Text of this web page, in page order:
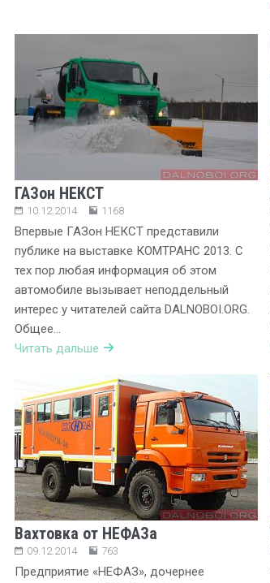
ГАЗон НЕКСТ
10.12.2014 1168
Впервые ГАЗон НЕКСТ представили
публике на выставке КОМТРАНС 2013. С
тех пор любая информация об этом
автомобиле вызывает неподдельный
интерес у читателей сайта DALNOBOI.ORG.
Общее…
Читать дальше
Вахтовка от НЕФАЗа
09.12.2014 763
Предприятие «НЕФАЗ», дочернее